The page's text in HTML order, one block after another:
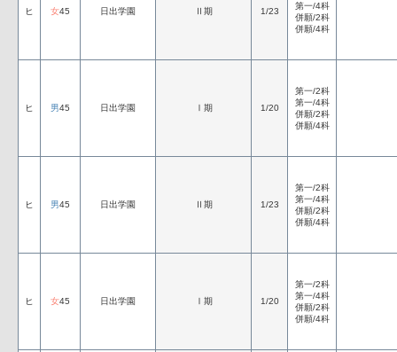
ヒ 女45 日出学園 Ⅱ期 1/23
第一/4科
併願/2科
併願/4科
ヒ 男45 日出学園 Ⅰ期 1/20
第一/2科
第一/4科
併願/2科
併願/4科
ヒ 男45 日出学園 Ⅱ期 1/23
第一/2科
第一/4科
併願/2科
併願/4科
ヒ 女45 日出学園 Ⅰ期 1/20
第一/2科
第一/4科
併願/2科
併願/4科